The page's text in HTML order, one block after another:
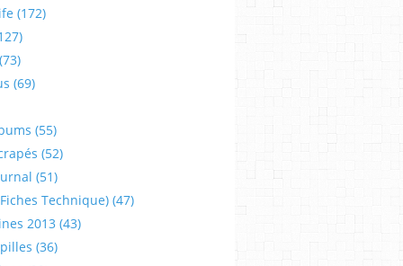
(172)
(69)
(55)
(52)
(51)
Technique) (47)
2013 (43)
(36)